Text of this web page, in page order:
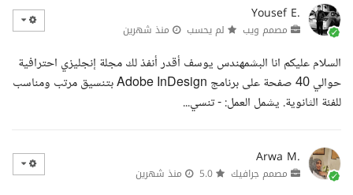
Yousef E.
مصمم ويب لم يحسب منذ شهرين
السلام عليكم انا البشمهندس يوسف أقدر أنفذ لك مجلة إنجليزي احترافية
حوالي 40 صفحة على برنامج Adobe InDesign بتنسيق مرتب ومناسب
للفئة الثانوية. يشمل العمل: - تنسي...
Arwa M.
مصمم جرافيك منذ شهرين